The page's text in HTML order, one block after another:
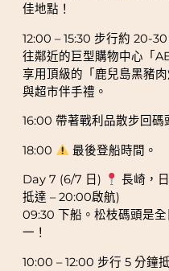
佳地點！
12:00 – 15:30 步行約 20-
往鄰近的巨型購物中心「
享用頂級的「鹿兒島黑豬
與超市伴手禮。
16:00 帶著戰利品散步回碼
18:00 最後登船時間。
Day 7 (6/7 日)
長崎，
抵達 – 20:00啟航)
09:30 下船。松枝碼頭是
一！
10:00 – 12:00 步行 5 分鐘